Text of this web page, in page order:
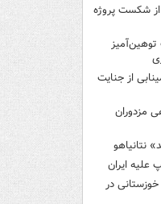
شکست پروژه
از جنایت
مزدوران
نتانیاهو
علیه ایران
در